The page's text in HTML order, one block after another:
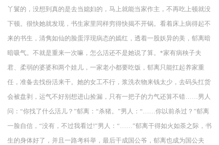
丫鬟的，没想到真的是去当媳妇的，马上就能当家作主，不再吃上顿就没
下顿。很快她就发现，书生家里同样穷得快揭不开锅。看着床上病得起不
来的书生，清隽如仙的脸蛋浮现病态的嫣红，透着一股妖异的美，郁离暗
暗吸气。不就是重来一次嘛，怎么活还不是她说了算。*家有病秧子夫
君、柔弱的婆婆和两个娃儿，一家老小都要吃饭，郁离只能扛起养家重
任，准备去找份活来干。她的女工不行，浆洗衣物来钱太少，去码头扛货
会被盘剥，运气不好别想进山捡漏，只有一把子的力气还算不错……男人
问：“你找了什么活儿？”郁离：“杀猪。”男人：“……你以前杀过？”郁离
一脸自信，“没有，不过我看过!”男人：“……”郁离干得如火如荼之际，书
生的身体好了，并且一路考科举，最后干成国公爷，郁离也成为国公夫